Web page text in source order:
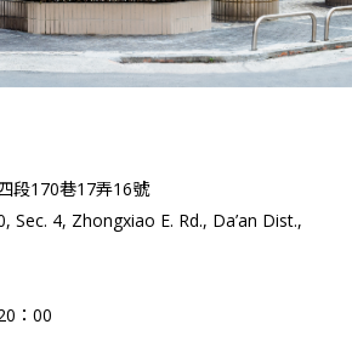
段170巷17弄16號
Sec. 4, Zhongxiao E. Rd., Da’an Dist.,
：00